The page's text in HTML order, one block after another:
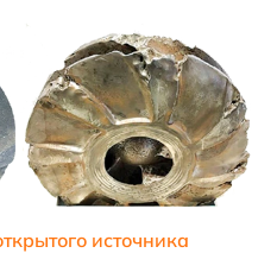
источника